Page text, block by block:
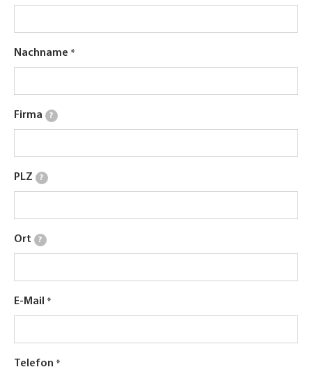
Nachname
Firma ?
PLZ ?
Ort ?
E-Mail
Telefon